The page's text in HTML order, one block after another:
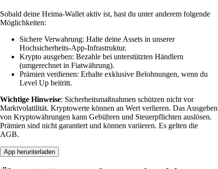
Sobald deine Heima-Wallet aktiv ist, hast du unter anderem folgende
Möglichkeiten:
Sichere Verwahrung: Halte deine Assets in unserer
Hochsicherheits-App-Infrastruktur.
Krypto ausgeben: Bezahle bei unterstützten Händlern
(umgerechnet in Fiatwährung).
Prämien verdienen: Erhalte exklusive Belohnungen, wenn du
Level Up beitritt.
Wichtige Hinweise: Sicherheitsmaßnahmen schützen nicht vor
Marktvolatilität. Kryptowerte können an Wert verlieren. Das Ausgeben
von Kryptowährungen kann Gebühren und Steuerpflichten auslösen.
Prämien sind nicht garantiert und können variieren. Es gelten die
AGB.
App herunterladen